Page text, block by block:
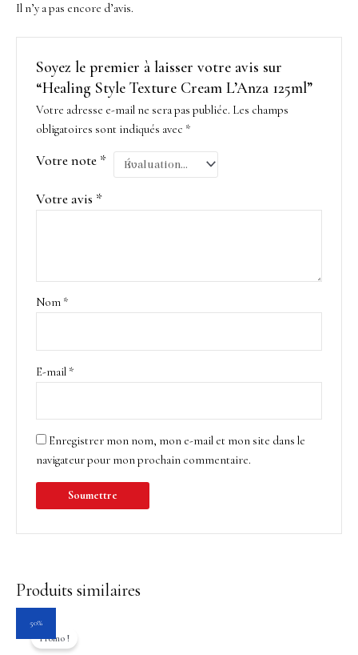
Il n’y a pas encore d’avis.
Soyez le premier à laisser votre avis sur
“Healing Style Texture Cream L’Anza 125ml”
Votre adresse e-mail ne sera pas publiée. Les champs
obligatoires sont indiqués avec *
Votre note *
Votre avis *
Nom *
E-mail *
Enregistrer mon nom, mon e-mail et mon site dans le
navigateur pour mon prochain commentaire.
Produits similaires
50%
Promo !
initial actuel